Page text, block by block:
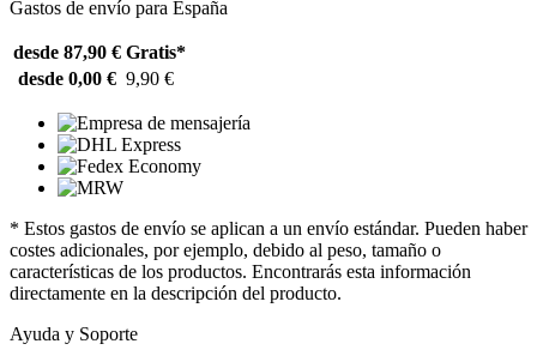
Gastos de envío para España
desde 87,90 € Gratis*
desde 0,00 € 9,90 €
* Estos gastos de envío se aplican a un envío estándar. Pueden haber
costes adicionales, por ejemplo, debido al peso, tamaño o
características de los productos. Encontrarás esta información
directamente en la descripción del producto.
Ayuda y Soporte